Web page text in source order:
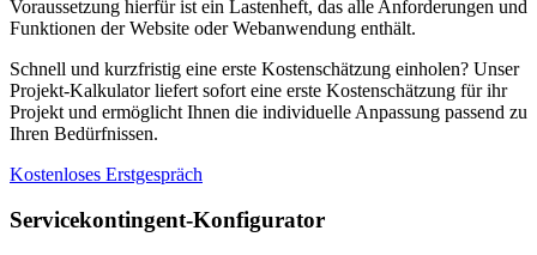
Voraussetzung hierfür ist ein Lastenheft, das alle Anforderungen und
Funktionen der Website oder Webanwendung enthält.
Schnell und kurzfristig eine erste Kostenschätzung einholen? Unser
Projekt-Kalkulator liefert sofort eine erste Kostenschätzung für ihr
Projekt und ermöglicht Ihnen die individuelle Anpassung passend zu
Ihren Bedürfnissen.
Kostenloses Erstgespräch
Servicekontingent-Konfigurator